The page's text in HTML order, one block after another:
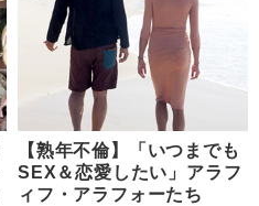
【熟年不倫】「いつまでも
SEX＆恋愛したい」アラフ
ィフ・アラフォーたち